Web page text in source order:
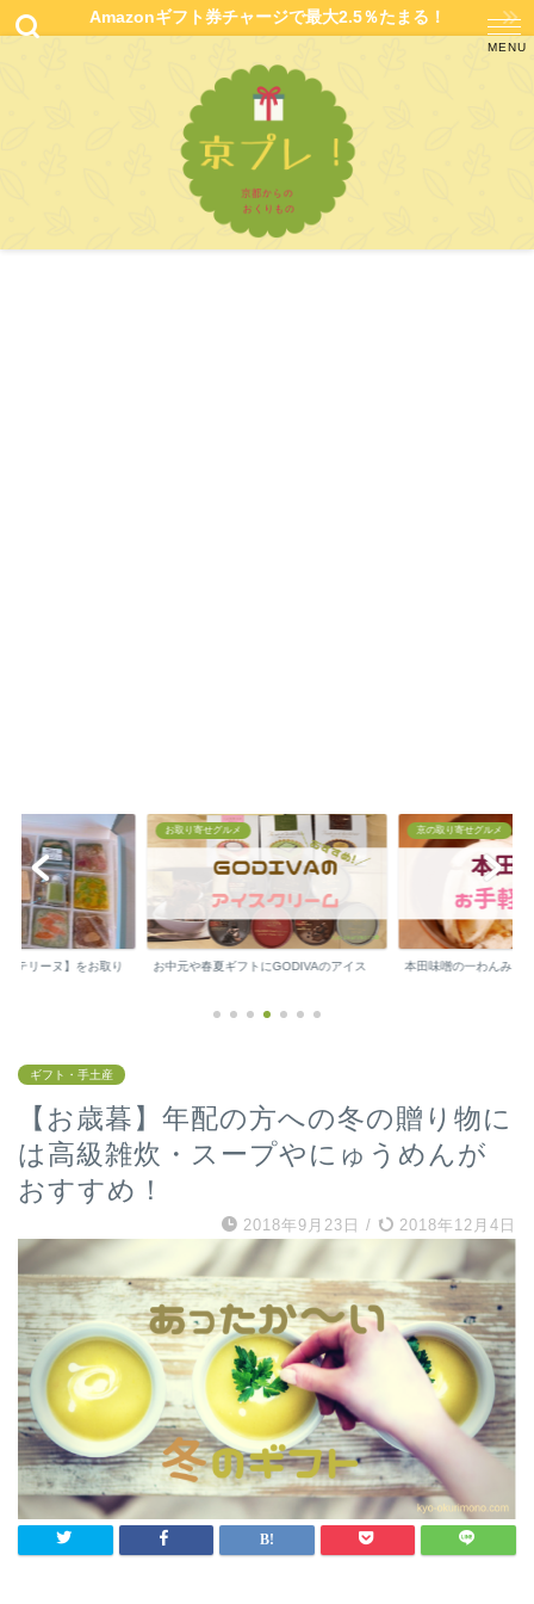
Amazonギフト券チャージで最大2.5％たまる！
テリーヌ】をお取り
お取り寄せグルメ
お中元や春夏ギフトにGODIVAのアイス
京の取り寄せグルメ
本田味噌の一わんみそ
ギフト・手土産
【お歳暮】年配の方への冬の贈り物に
は高級雑炊・スープやにゅうめんが
おすすめ！
2018年9月23日 / 2018年12月4日